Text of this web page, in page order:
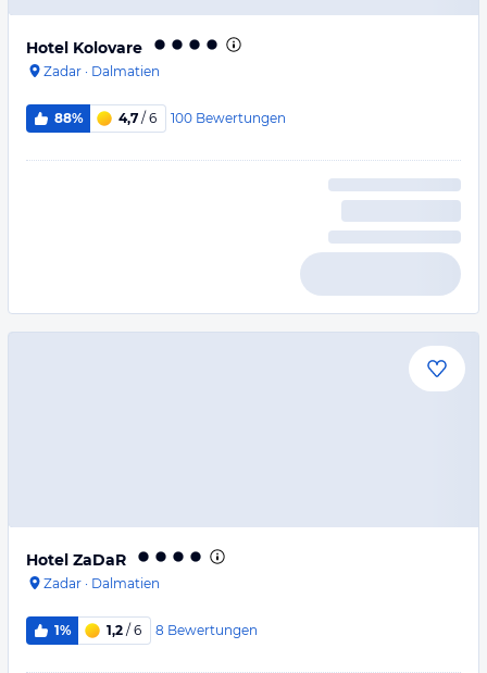
Hotel Kolovare
Zadar · Dalmatien
88% 4,7 / 6 100 Bewertungen
Hotel ZaDaR
Zadar · Dalmatien
1% 1,2 / 6 8 Bewertungen